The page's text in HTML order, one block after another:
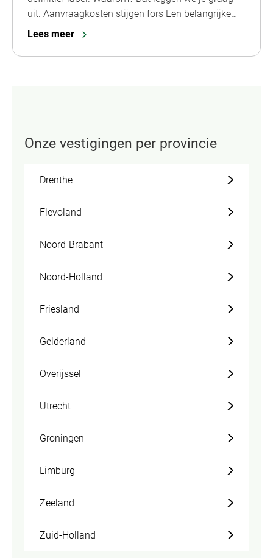
uit. Aanvraagkosten stijgen fors Een belangrijke…
Lees meer
Onze vestigingen per provincie
Drenthe
Flevoland
Noord-Brabant
Noord-Holland
Friesland
Gelderland
Overijssel
Utrecht
Groningen
Limburg
Zeeland
Zuid-Holland